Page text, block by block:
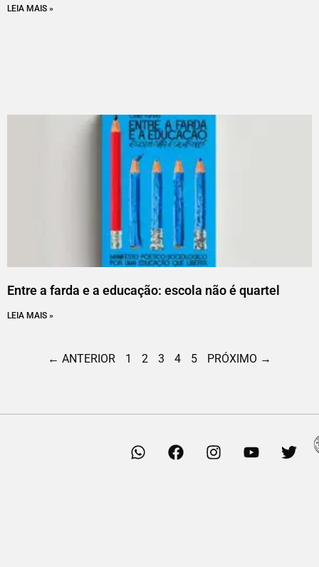
LEIA MAIS »
Entre a farda e a educação: escola não é quartel
LEIA MAIS »
← ANTERIOR 1 2 3 4 5 PRÓXIMO →